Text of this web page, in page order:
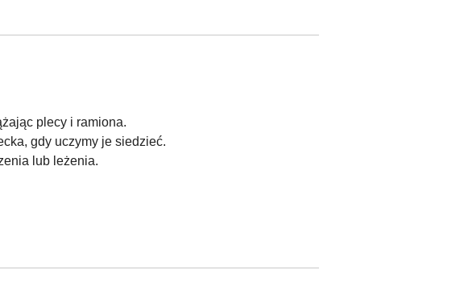
plecy i ramiona.
gdy uczymy je siedzieć.
lub leżenia.